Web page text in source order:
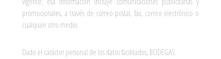
promocionales, a través de correo postal, fax, correo electrónico o
cualquier otro medio.
Dado el carácter personal de los datos facilitados, BODEGAS